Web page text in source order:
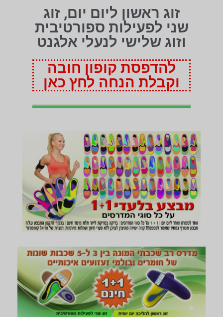
זוג ראשון ליום יום, זוג
שני לפעילות ספורטיבית
וזוג שלישי לנעלי אלגנט
להדפסת קופון חובה
וקבלת הנחה לחץ כאן